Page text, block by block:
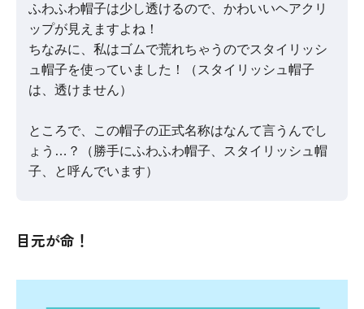
ふわふわ帽子は少し透けるので、かわいいヘアクリ
ップが見えますよね！
ちなみに、私はゴムで荒れちゃうのでスタイリッシ
ュ帽子を使っていました！（スタイリッシュ帽子
は、透けません）
ところで、この帽子の正式名称はなんて言うんでし
ょう…？（勝手にふわふわ帽子、スタイリッシュ帽
子、と呼んでいます）
目元が命！